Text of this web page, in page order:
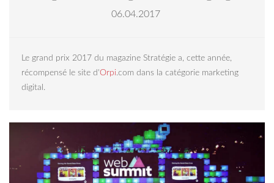
06.04.2017
Le grand prix 2017 du magazine Stratégie a, cette année,
récompensé le site d'Orpi.com dans la catégorie marketing
digital.
WebSummit.png